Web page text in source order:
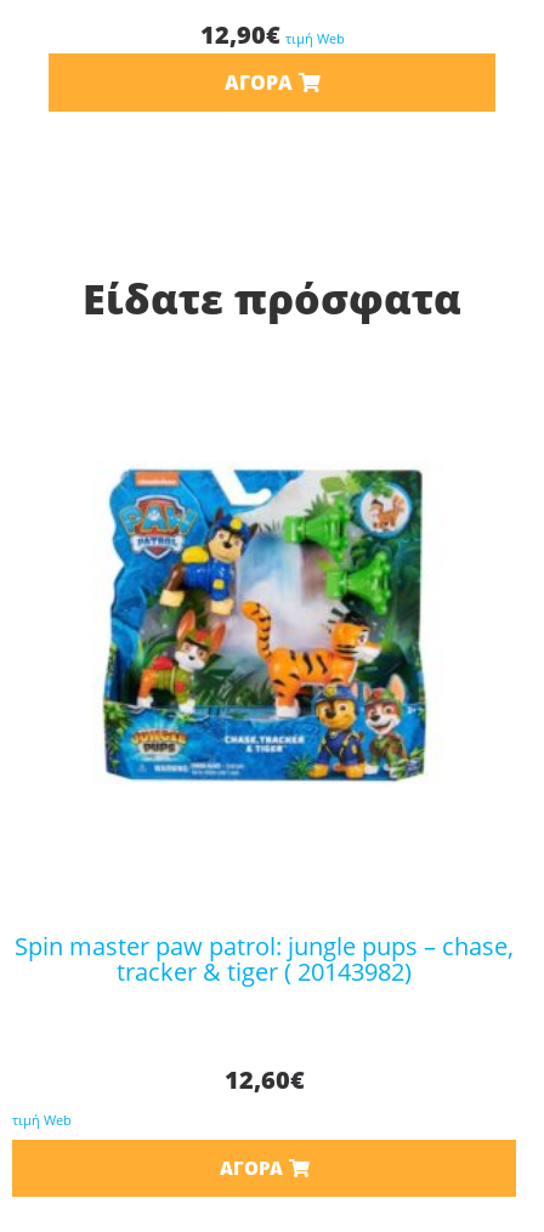
12,90€ τιμή Web
ΑΓΟΡΆ
Είδατε πρόσφατα
spin master paw patrol: jungle pups – chase,
tracker & tiger ( 20143982)
12,60€
τιμή Web
ΑΓΟΡΆ